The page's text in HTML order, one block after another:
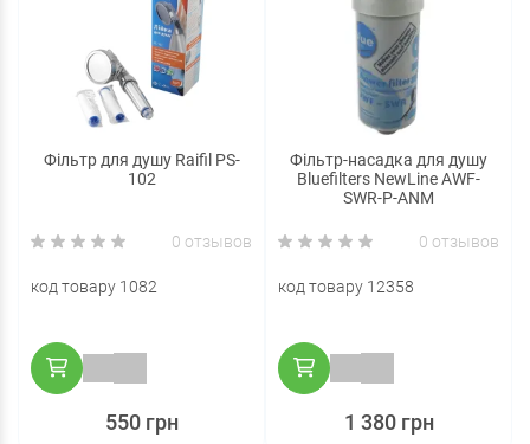
Фільтр для душу Raifil PS-
102
0 отзывов
код товару 1082
550 грн
Фільтр-насадка для душу
Bluefilters NewLine AWF-
SWR-P-ANM
0 отзывов
код товару 12358
1 380 грн